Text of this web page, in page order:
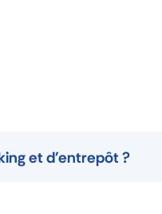
et d'entrepôt ?